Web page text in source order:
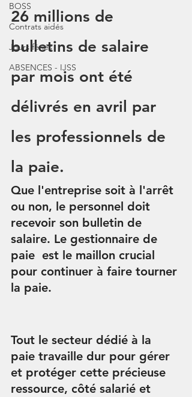
BOSS
Contrats aidés
Jours fériés
ABSENCES - IJSS
26 millions de
bulletins de salaire
par mois ont été
délivrés en avril par
les professionnels de
la paie.
Que l'entreprise soit à l'arrêt
ou non, le personnel doit
recevoir son bulletin de
salaire. Le gestionnaire de
paie  est le maillon crucial
pour continuer à faire tourner
la paie.
Tout le secteur dédié à la
paie travaille dur pour gérer
et protéger cette précieuse
ressource, côté salarié et